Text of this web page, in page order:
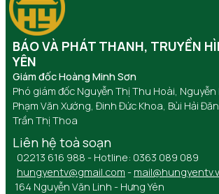
BÁO VÀ PHÁT THANH, TRUYỀN
YÊN
Giám đốc Hoàng Minh Sơn
Phó giám đốc Nguyễn Thị Thu Hoài, Nguyễn
Phạm Văn Xướng, Đinh Đức Khoa, Bùi Hải
Trần Thị Thoa
Liên hệ toà soạn
02213 616 988 - Hotline: 0363 089 089
hungyentv@gmail.com -
164 Nguyễn Văn Linh - Hưng Yên